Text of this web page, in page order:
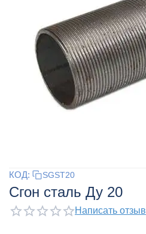
КОД: SGST20
Сгон сталь Ду 20
Написать отзыв